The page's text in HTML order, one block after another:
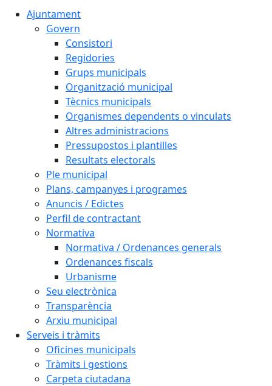
Ajuntament
Govern
Consistori
Regidories
Grups municipals
Organització municipal
Tècnics municipals
Organismes dependents o vinculats
Altres administracions
Pressupostos i plantilles
Resultats electorals
Ple municipal
Plans, campanyes i programes
Anuncis / Edictes
Perfil de contractant
Normativa
Normativa / Ordenances generals
Ordenances fiscals
Urbanisme
Seu electrònica
Transparència
Arxiu municipal
Serveis i tràmits
Oficines municipals
Tràmits i gestions
Carpeta ciutadana